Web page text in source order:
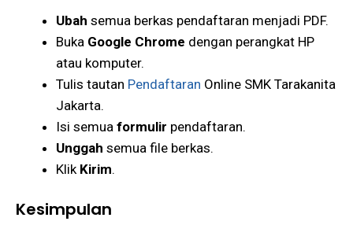
Ubah semua berkas pendaftaran menjadi PDF.
Buka Google Chrome dengan perangkat HP
atau komputer.
Tulis tautan Pendaftaran Online SMK Tarakanita
Jakarta.
Isi semua formulir pendaftaran.
Unggah semua file berkas.
Klik Kirim.
Kesimpulan